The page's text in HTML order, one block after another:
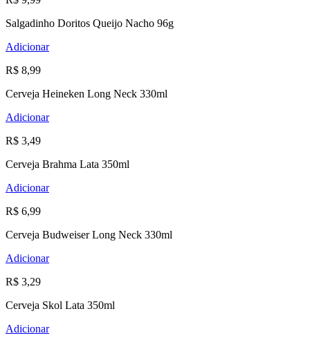
Salgadinho Doritos Queijo Nacho 96g
Adicionar
R$ 8,99
Cerveja Heineken Long Neck 330ml
Adicionar
R$ 3,49
Cerveja Brahma Lata 350ml
Adicionar
R$ 6,99
Cerveja Budweiser Long Neck 330ml
Adicionar
R$ 3,29
Cerveja Skol Lata 350ml
Adicionar